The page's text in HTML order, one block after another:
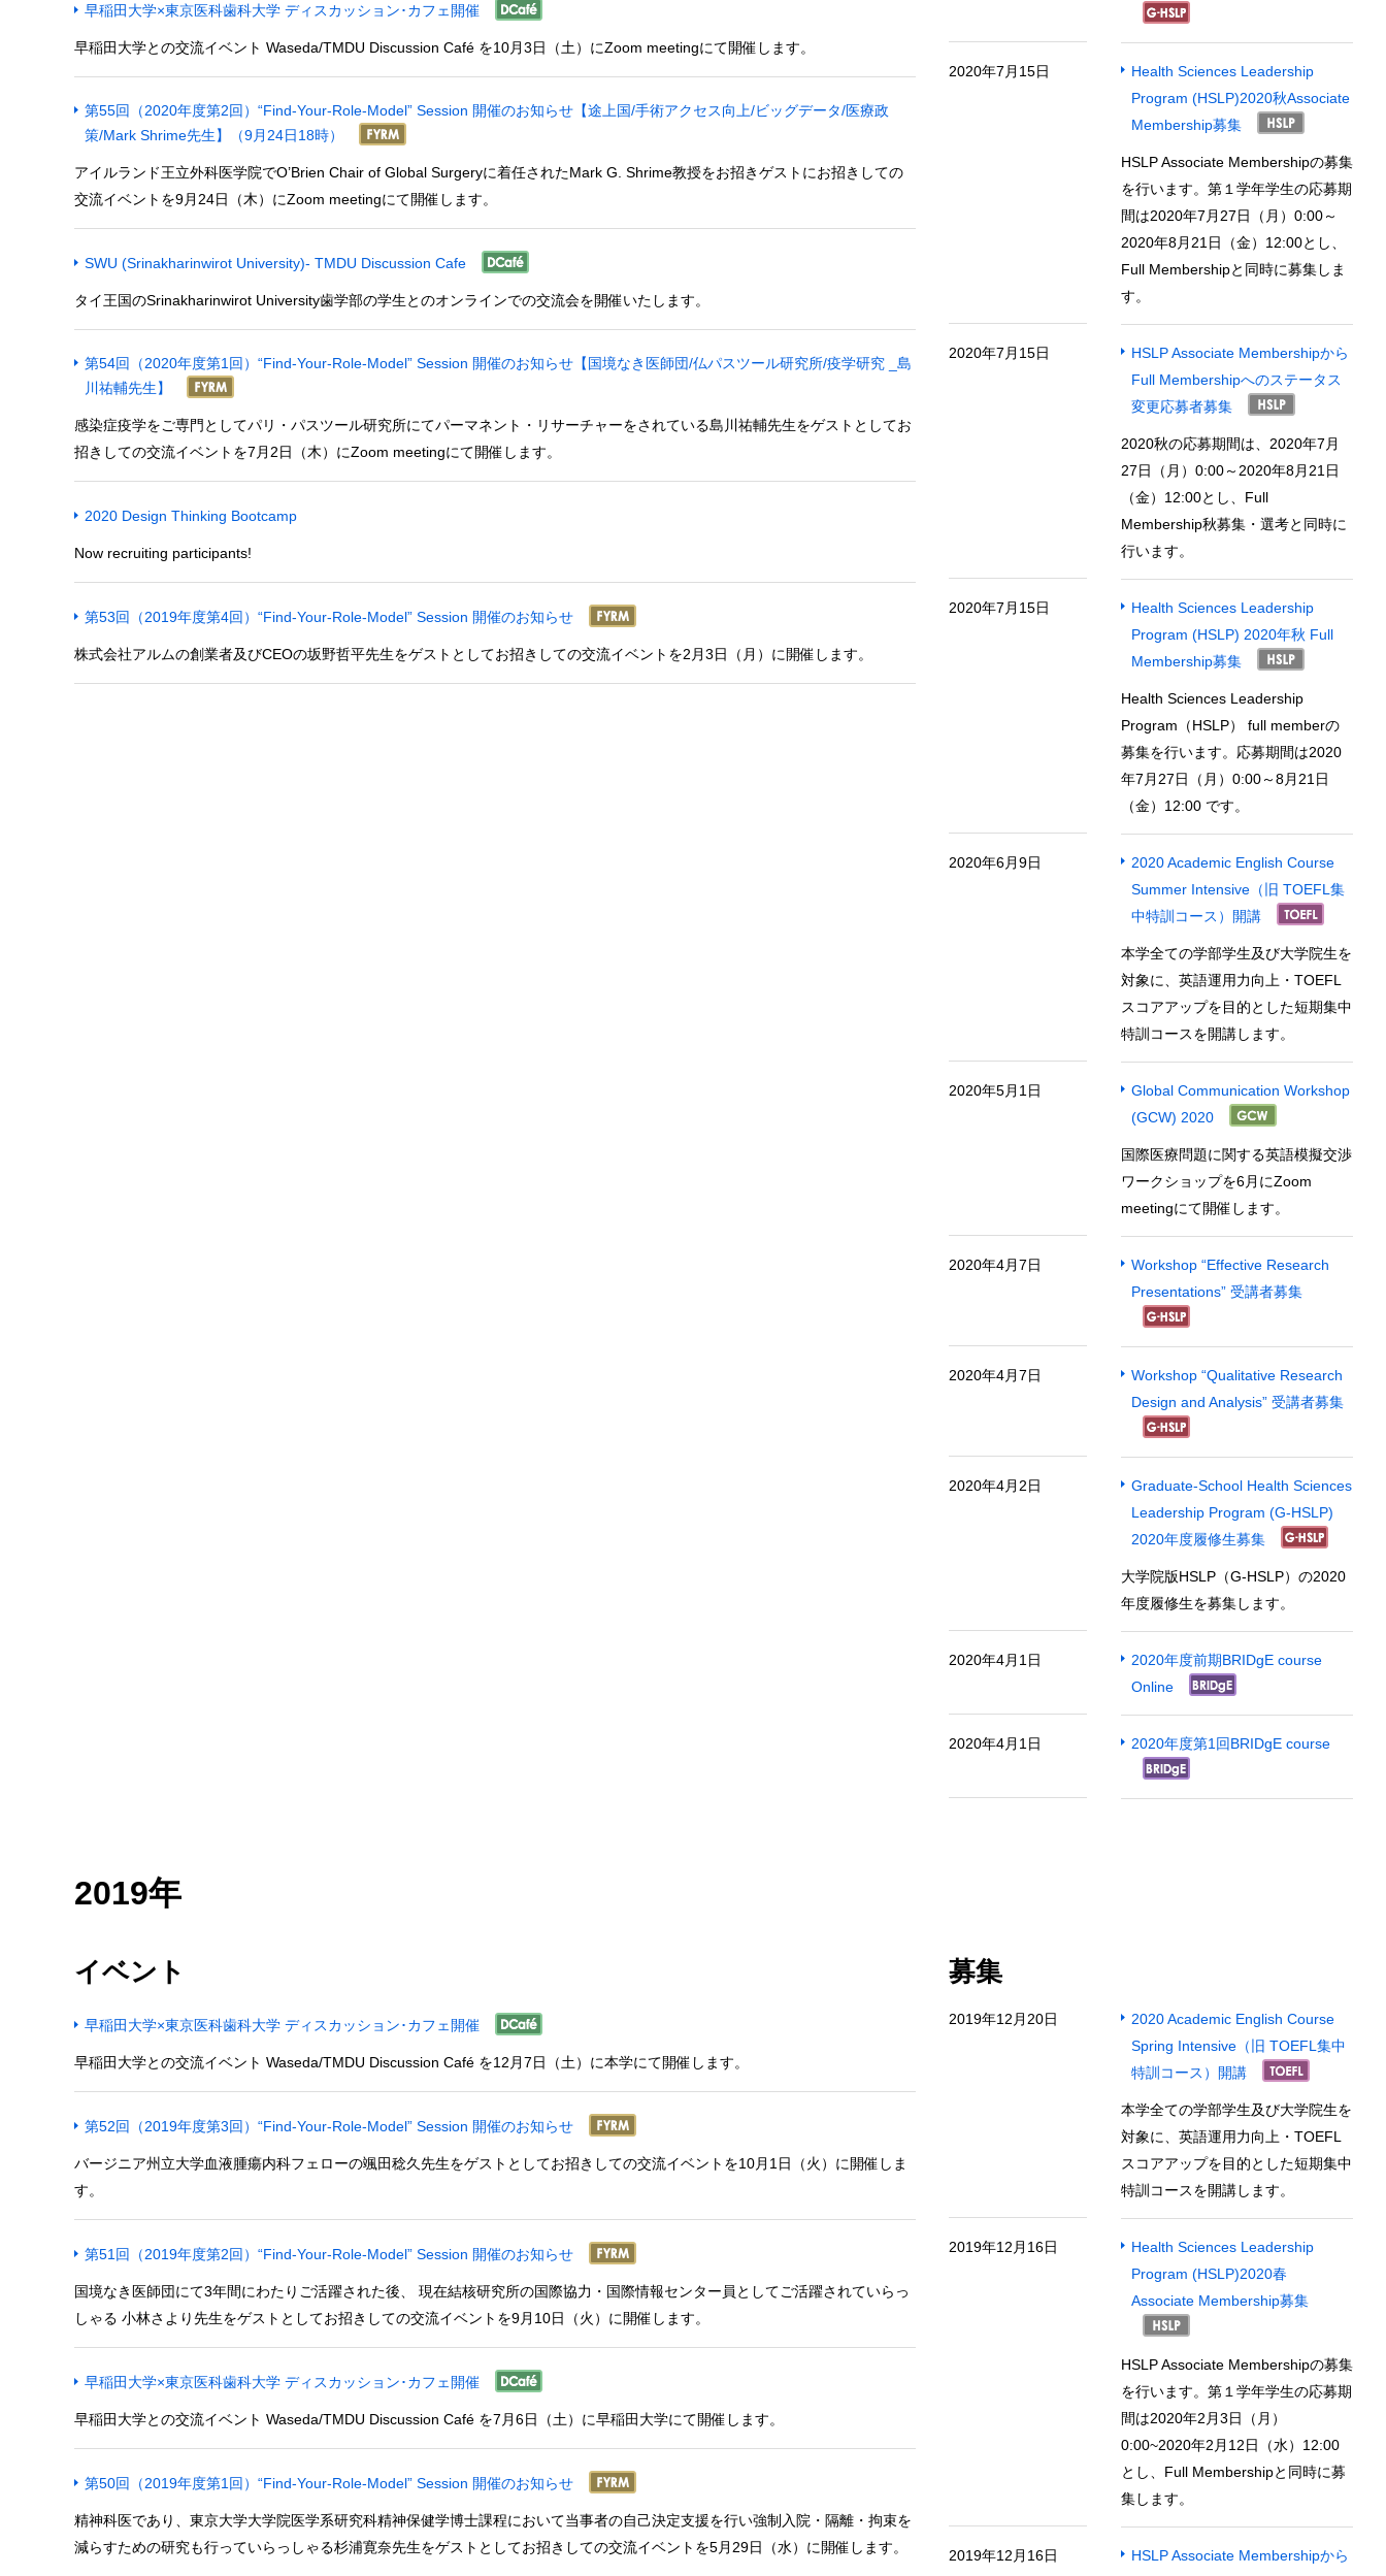
早稲田大学×東京医科歯科大学 ディスカッション･カフェ開催
早稲田大学との交流イベント Waseda/TMDU Discussion Café を10月3日（土）にZoom meetingにて開催します。
第55回（2020年度第2回）“Find-Your-Role-Model” Session 開催のお知らせ【途上国/手術アクセス向上/ビッグデータ/医療政
策/Mark Shrime先生】（9月24日18時）
アイルランド王立外科医学院でO’Brien Chair of Global Surgeryに着任されたMark G. Shrime教授をお招きゲストにお招きしての
交流イベントを9月24日（木）にZoom meetingにて開催します。
SWU (Srinakharinwirot University)- TMDU Discussion Cafe
タイ王国のSrinakharinwirot University歯学部の学生とのオンラインでの交流会を開催いたします。
第54回（2020年度第1回）“Find-Your-Role-Model” Session 開催のお知らせ【国境なき医師団/仏パスツール研究所/疫学研究 _島
川祐輔先生】
感染症疫学をご専門としてパリ・パスツール研究所にてパーマネント・リサーチャーをされている島川祐輔先生をゲストとしてお
招きしての交流イベントを7月2日（木）にZoom meetingにて開催します。
2020 Design Thinking Bootcamp
Now recruiting participants!
第53回（2019年度第4回）“Find-Your-Role-Model” Session 開催のお知らせ
株式会社アルムの創業者及びCEOの坂野哲平先生をゲストとしてお招きしての交流イベントを2月3日（月）に開催します。
2020年7月15日
Health Sciences Leadership
Program (HSLP)2020秋Associate
Membership募集
HSLP Associate Membershipの募集
を行います。第１学年学生の応募期
間は2020年7月27日（月）0:00～
2020年8月21日（金）12:00とし、
Full Membershipと同時に募集しま
す。
2020年7月15日
HSLP Associate Membershipから
Full Membershipへのステータス
変更応募者募集
2020秋の応募期間は、2020年7月
27日（月）0:00～2020年8月21日
（金）12:00とし、Full
Membership秋募集・選考と同時に
行います。
2020年7月15日
Health Sciences Leadership
Program (HSLP) 2020年秋 Full
Membership募集
Health Sciences Leadership
Program（HSLP） full memberの
募集を行います。応募期間は2020
年7月27日（月）0:00～8月21日
（金）12:00 です。
2020年6月9日
2020 Academic English Course
Summer Intensive（旧 TOEFL集
中特訓コース）開講
本学全ての学部学生及び大学院生を
対象に、英語運用力向上・TOEFL
スコアアップを目的とした短期集中
特訓コースを開講します。
2020年5月1日
Global Communication Workshop
(GCW) 2020
国際医療問題に関する英語模擬交渉
ワークショップを6月にZoom
meetingにて開催します。
2020年4月7日
Workshop “Effective Research
Presentations” 受講者募集
2020年4月7日
Workshop “Qualitative Research
Design and Analysis” 受講者募集
2020年4月2日
Graduate-School Health Sciences
Leadership Program (G-HSLP)
2020年度履修生募集
大学院版HSLP（G-HSLP）の2020
年度履修生を募集します。
2020年4月1日
2020年度前期BRIDgE course
Online
2020年4月1日 2020年度第1回BRIDgE course
2019年
イベント
早稲田大学×東京医科歯科大学 ディスカッション･カフェ開催
早稲田大学との交流イベント Waseda/TMDU Discussion Café を12月7日（土）に本学にて開催します。
第52回（2019年度第3回）“Find-Your-Role-Model” Session 開催のお知らせ
バージニア州立大学血液腫瘍内科フェローの颯田稔久先生をゲストとしてお招きしての交流イベントを10月1日（火）に開催しま
す。
第51回（2019年度第2回）“Find-Your-Role-Model” Session 開催のお知らせ
国境なき医師団にて3年間にわたりご活躍された後、 現在結核研究所の国際協力・国際情報センター員としてご活躍されていらっ
しゃる 小林さより先生をゲストとしてお招きしての交流イベントを9月10日（火）に開催します。
早稲田大学×東京医科歯科大学 ディスカッション･カフェ開催
早稲田大学との交流イベント Waseda/TMDU Discussion Café を7月6日（土）に早稲田大学にて開催します。
第50回（2019年度第1回）“Find-Your-Role-Model” Session 開催のお知らせ
精神科医であり、東京大学大学院医学系研究科精神保健学博士課程において当事者の自己決定支援を行い強制入院・隔離・拘束を
減らすための研究も行っていらっしゃる杉浦寛奈先生をゲストとしてお招きしての交流イベントを5月29日（水）に開催します。
募集
2019年12月20日
2020 Academic English Course
Spring Intensive（旧 TOEFL集中
特訓コース）開講
本学全ての学部学生及び大学院生を
対象に、英語運用力向上・TOEFL
スコアアップを目的とした短期集中
特訓コースを開講します。
2019年12月16日
Health Sciences Leadership
Program (HSLP)2020春
Associate Membership募集
HSLP Associate Membershipの募集
を行います。第１学年学生の応募期
間は2020年2月3日（月）
0:00~2020年2月12日（水）12:00
とし、Full Membershipと同時に募
集します。
2019年12月16日
HSLP Associate Membershipから